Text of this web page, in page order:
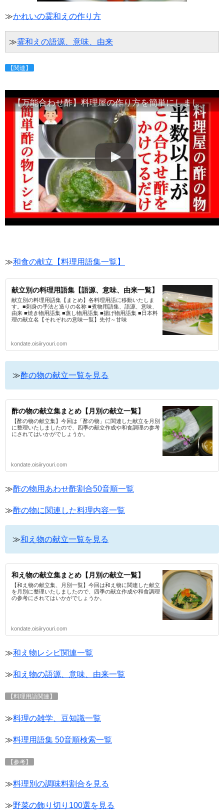
≫かれいの霙和えの作り方
≫霙和えの語源、意味、由来
【関連】
【万能合わせ酢】料理屋の作り方を簡単にしましたのでお役立ていただければ幸いです・Japanese food
≫和食の献立【料理用語集一覧】
献立別の料理用語集【語源、意味、由来一覧】
献立別の料理用語集【まとめ】各料理用語に移動いたしま
す。■刺身の手法と造りの名称 ■煮物用語集、語源、意味、
由来 ■焼き物用語集 ■蒸し物用語集 ■揚げ物用語集 ■日本料
理の献立名【それぞれの意味一覧】先付～甘味
kondate.oisiiryouri.com
≫酢の物の献立一覧を見る
酢の物の献立集まとめ【月別の献立一覧】
【酢の物の献立集】今回は「酢の物」に関連した献立を月別
に整理いたしましたので、四季の献立作成や和食調理の参考
にされてはいかがでしょうか。
kondate.oisiiryouri.com
≫酢の物用あわせ酢割合50音順一覧
≫酢の物に関連した料理内容一覧
≫和え物の献立一覧を見る
和え物の献立集まとめ【月別の献立一覧】
【和え物の献立集、月別一覧】今回は和え物に関連した献立
を月別に整理いたしましたので、四季の献立作成や和食調理
の参考にされてはいかがでしょうか。
kondate.oisiiryouri.com
≫和え物レシピ関連一覧
≫和え物の語源、意味、由来一覧
【料理用語関連】
≫料理の雑学、豆知識一覧
≫料理用語集 50音順検索一覧
【参考】
≫料理別の調味料割合を見る
≫野菜の飾り切り100選を見る